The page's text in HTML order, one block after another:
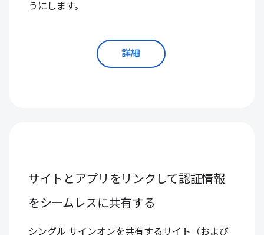
うにします。
詳細
サイトとアプリをリンクして認証情報
をシームレスに共有する
シングル サインオンを共有するサイト（および